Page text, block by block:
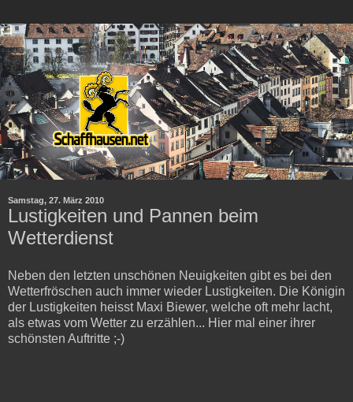
Samstag, 27. März 2010
Lustigkeiten und Pannen beim
Wetterdienst
Neben den letzten unschönen Neuigkeiten gibt es bei den
Wetterfröschen auch immer wieder Lustigkeiten. Die Königin
der Lustigkeiten heisst Maxi Biewer, welche oft mehr lacht,
als etwas vom Wetter zu erzählen... Hier mal einer ihrer
schönsten Auftritte ;-)